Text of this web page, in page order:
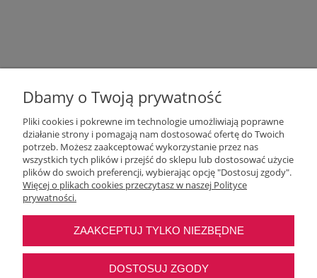
Moje konto
Najczęstsze pytania
Dbamy o Twoją prywatność
Pliki cookies i pokrewne im technologie umożliwiają poprawne
działanie strony i pomagają nam dostosować ofertę do Twoich
potrzeb. Możesz zaakceptować wykorzystanie przez nas
wszystkich tych plików i przejść do sklepu lub dostosować użycie
plików do swoich preferencji, wybierając opcję "Dostosuj zgody".
Więcej o plikach cookies przeczytasz w naszej Polityce
prywatności.
ZAAKCEPTUJ TYLKO NIEZBĘDNE
DOSTOSUJ ZGODY